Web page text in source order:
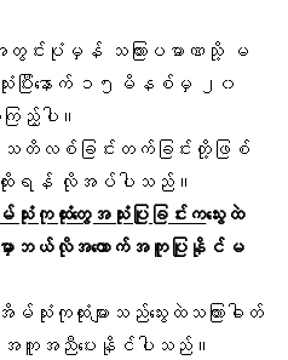
ပုံမှန် သကြားပမာဏသို့ မ
းသုံးပြီးနောက် ၁၅မိနစ်မှ ၂၀
ည့်ပါ။
ာင့် သတိလစ်ခြင်းတက်ခြင်းတို့ဖြစ်
န် ထိုးရန် လိုအပ်ပါသည်။
းကုထုံးတွေအသုံးပြုခြင်းကသွေးထဲ
ာမှာဘယ်လိုအထောက်အကူပြုနိုင်မ
မ်သုံးကုထုံးများသည်သွေးထဲသကြားဓါတ်
အကူအညီပေးနိုင်ပါသည်။